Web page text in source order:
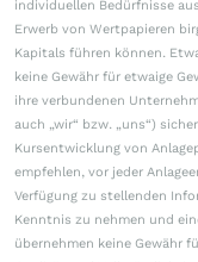
individuellen Bedürfnisse
Erwerb von Wertpapieren
Kapitals führen können.
keine Gewähr für etwaige
ihre verbundenen
auch „wir“ bzw. „uns“)
Kursentwicklung von
empfehlen, vor jeder
Verfügung zu stellenden
Kenntnis zu nehmen und
übernehmen keine Gewähr